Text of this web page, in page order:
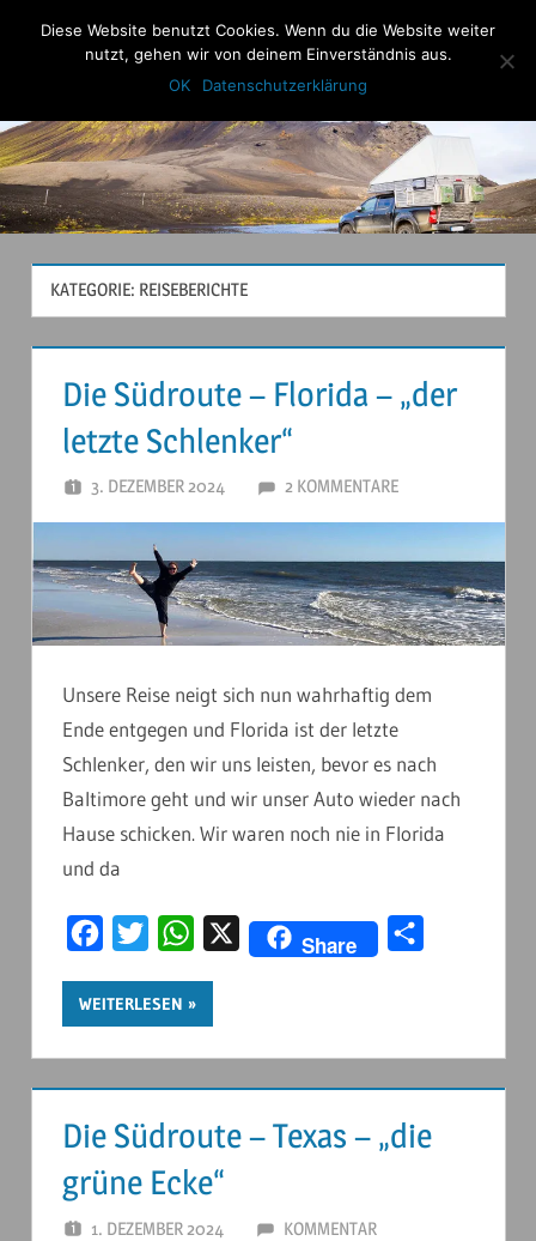
Anderstouren Menu
KATEGORIE: REISEBERICHTE
Die Südroute – Florida – „der
letzte Schlenker“
3. DEZEMBER 2024 ANDERSTOUREN
2 KOMMENTARE
Unsere Reise neigt sich nun wahrhaftig dem
Ende entgegen und Florida ist der letzte
Schlenker, den wir uns leisten, bevor es nach
Baltimore geht und wir unser Auto wieder nach
Hause schicken. Wir waren noch nie in Florida
und da
FacebookTwitter WhatsApp
X Share
WEITERLESEN
Die Südroute – Texas – „die
grüne Ecke“
1. DEZEMBER 2024 ANDERSTOUREN
KOMMENTAR
Diese Website benutzt Cookies. Wenn du die Website weiter
nutzt, gehen wir von deinem Einverständnis aus.
OK
Datenschutzerklärung